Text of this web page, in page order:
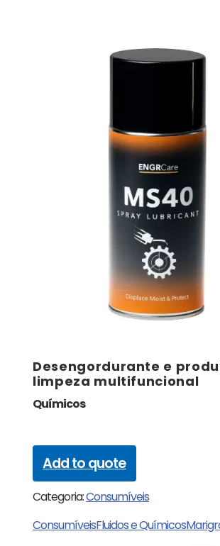
Desengordurante e
limpeza multifuncional
Químicos
Add to quote
Categoria:Consumíveis
ConsumíveisFluidos e Químicos